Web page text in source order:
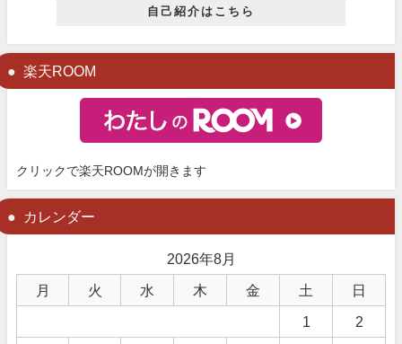
自己紹介はこちら
楽天ROOM
クリックで楽天ROOMが開きます
カレンダー
2026年8月
月 火 水 木 金 土 日
1 2